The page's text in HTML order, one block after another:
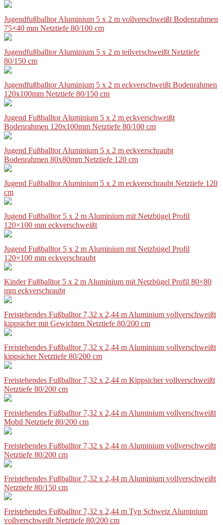
Jugendfußballtor Aluminium 5 x 2 m vollverschweißt Bodenrahmen
75×40 mm Netztiefe 80/100 cm
Jugendfußballtor Aluminium 5 x 2 m teilverschweißt Netztiefe
80/150 cm
Jugendfußballtor Aluminium 5 x 2 m eckverschweißt Bodenrahmen
120x100mm Netztiefe 80/150 cm
Jugend Fußballtor Aluminium 5 x 2 m eckverschweißt
Bodenrahmen 120x100mm Netztiefe 80/100 cm
Jugend Fußballtor Aluminium 5 x 2 m eckverschraubt
Bodenrahmen 80x80mm Netztiefe 120 cm
Jugend Fußballtor Aluminium 5 x 2 m eckverschraubt Netztiefe 120
cm
Jugend Fußballtor 5 x 2 m Aluminium mit Netzbügel Profil
120×100 mm eckverschweißt
Jugend Fußballtor 5 x 2 m Aluminium mit Netzbügel Profil
120×100 mm eckverschraubt
Kinder Fußballtor 5 x 2 m Aluminium mit Netzbügel Profil 80×80
mm eckverschraubt
Freistehendes Fußballtor 7,32 x 2,44 m Aluminium vollverschweißt
kippsicher mit Gewichten Netztiefe 80/200 cm
Freistehendes Fußballtor 7,32 x 2,44 m Aluminium vollverschweißt
kippsicher Netztiefe 80/200 cm
Freistehendes Fußballtor 7,32 x 2,44 m Kippsicher vollverschweißt
Netztiefe 80/200 cm
Freistehendes Fußballtor 7,32 x 2,44 m Aluminium vollverschweißt
Mobil Netztiefe 80/200 cm
Freistehendes Fußballtor 7,32 x 2,44 m Aluminium vollverschweißt
Netztiefe 80/200 cm
Freistehendes Fußballtor 7,32 x 2,44 m Aluminium vollverschweißt
Netztiefe 80/150 cm
Freistehendes Fußballtor 7,32 x 2,44 m Typ Schweiz Aluminium
vollverschweißt Netztiefe 80/200 cm